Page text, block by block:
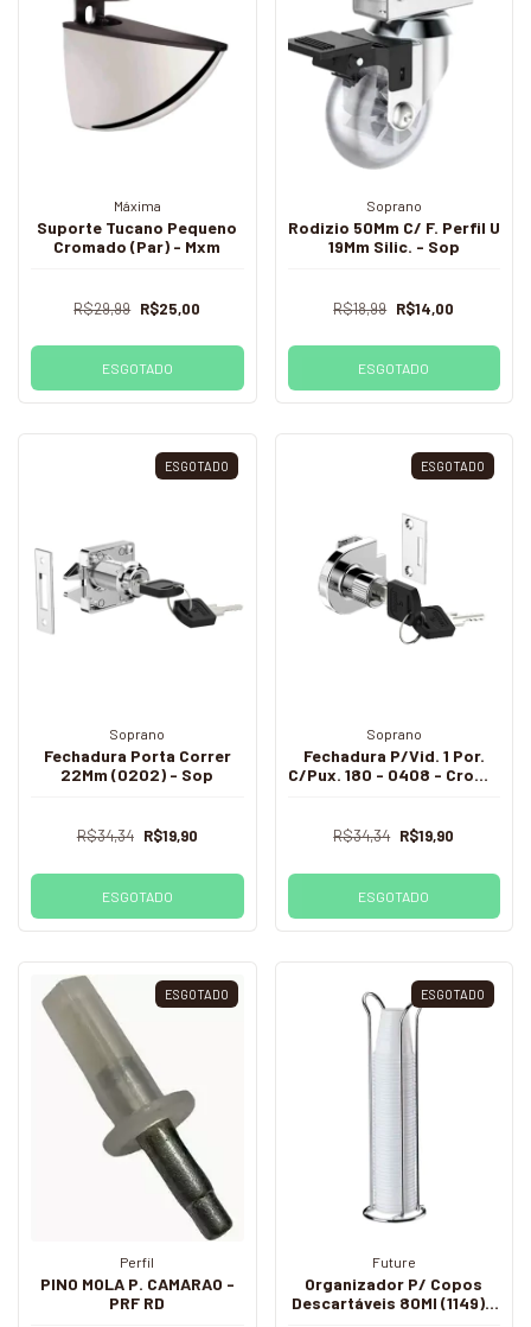
Máxima
Suporte Tucano Pequeno
Cromado (Par) - Mxm
R$29,99 R$25,00
ESGOTADO
Soprano
Rodizio 50Mm C/ F. Perfil U
19Mm Silic. - Sop
R$18,99 R$14,00
ESGOTADO
ESGOTADO
Soprano
Fechadura Porta Correr
22Mm (0202) - Sop
R$34,34 R$19,90
ESGOTADO
ESGOTADO
Soprano
Fechadura P/Vid. 1 Por.
C/Pux. 180 - 0408 - Crom -
R$34,34 R$19,90
ESGOTADO
ESGOTADO
Perfil
PINO MOLA P. CAMARAO -
PRF RD
ESGOTADO
Future
Organizador P/ Copos
Descartáveis 80Ml (1149) -